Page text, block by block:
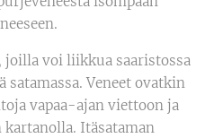
joilla voi liikkua saaristossa
Veneet ovatkin
vapaa-ajan viettoon ja
Itäsataman